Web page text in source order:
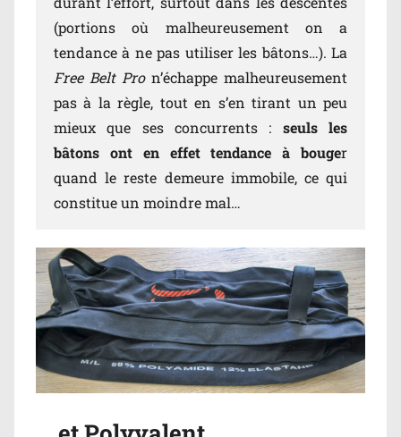
(portions où malheureusement on a
tendance à ne pas utiliser les bâtons…). La
Free Belt Pron’échappe malheureusement
pas à la règle, tout en s’en tirant un peu
mieux que ses concurrents : seuls les
bâtons ont en effet tendance à bouger
quand le reste demeure immobile, ce qui
constitue un moindre mal…